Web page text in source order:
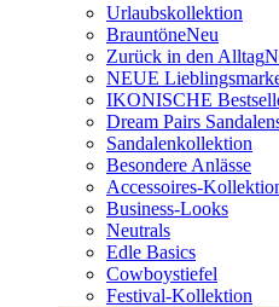
Urlaubskollektion
BrauntöneNeu
Zurück in den Alltag
NEUE
IKONISCHE
Dream Pairs
Sandalenkollektion
Besondere Anlässe
Accessoires-
Business-Looks
Neutrals
Edle Basics
Cowboystiefel
Festival-Kollektion